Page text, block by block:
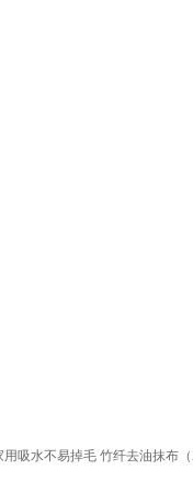
吸水不易掉毛 竹纤去油抹布